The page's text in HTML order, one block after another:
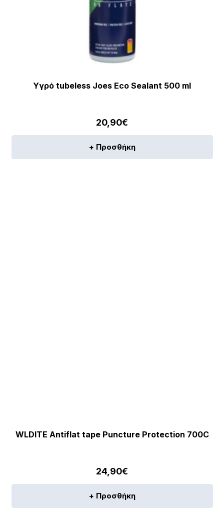
Υγρό tubeless Joes Eco Sealant 500 ml
20,90€
+ Προσθήκη
WLDITE Antiflat tape Puncture Protection 700C
24,90€
+ Προσθήκη